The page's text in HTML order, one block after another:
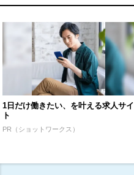
1日だけ働きたい、を叶える求人サイ
ト
PR（ショットワークス）